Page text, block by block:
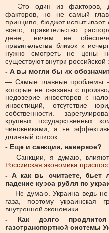
— Это один из факторов,
факторов, но не самый
принципе, бюджет испытывает
всего, правительство
денег, ничем не
правительства близок к
нужно смотреть не цены
существуют внутри российской
- А вы могли бы их
— Самые главные проблемы —
которые не связаны с
недоверие инвесторов к
инвестиций, отсутствие
собственности,
крупных государственных
чиновниками, а не
длинный список.
- Еще и санкции, наверное?
— Санкции, я думаю, влияют
Российская экономика
- А как вы считаете, бьет
падение курса рубля по
— Не думаю. Украина ведь не
газа, поэтому украинская
внутренней экономики.
- Как долго
газотранспортной системы